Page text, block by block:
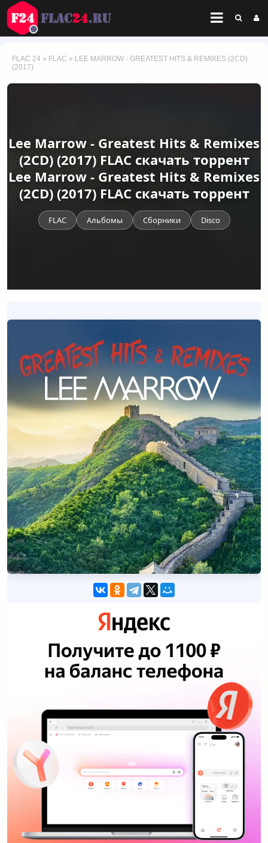
FLAC 24 » FLAC » LEE MARROW - GREATEST HITS & REMIXES (2CD)
(2017)
Lee Marrow - Greatest Hits & Remixes
(2CD) (2017) FLAC скачать торрент
Lee Marrow - Greatest Hits & Remixes
(2CD) (2017) FLAC скачать торрент
FLAC Альбомы Сборники Disco